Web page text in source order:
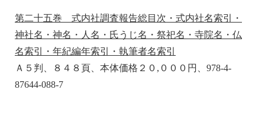
第二十五巻 式内社調査報告総目次・式内社名索引・
神社名・神名・人名・氏うじ名・祭祀名・寺院名・仏
名索引・年紀編年索引・執筆者名索引
Ａ５判、８４８頁、本体価格２０,０００円、978-4-
87644-088-7